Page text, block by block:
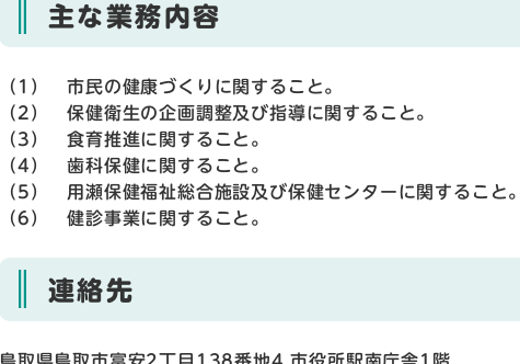
主な業務内容
（1） 市民の健康づくりに関すること。
（2） 保健衛生の企画調整及び指導に関すること。
（3） 食育推進に関すること。
（4） 歯科保健に関すること。
（5） 用瀬保健福祉総合施設及び保健センターに関すること。
（6） 健診事業に関すること。
連絡先